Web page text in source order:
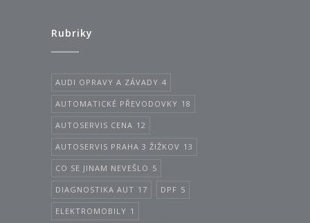
Rubriky
AUDI OPRAVY A ZÁVADY 4
AUTOMATICKÉ PŘEVODOVKY 18
AUTOSERVIS CENA 12
AUTOSERVIS PRAHA 3 ŽIŽKOV 13
CO SE JINAM NEVEŠLO 5
DIAGNOSTIKA AUT 17 DPF 5
ELEKTROMOBILY 1